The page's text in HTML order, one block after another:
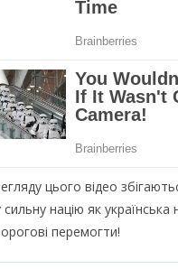
цього відео
сильну націю як українська
перемогти!